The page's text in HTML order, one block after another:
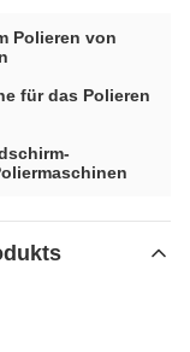
Polieren von
für das Polieren